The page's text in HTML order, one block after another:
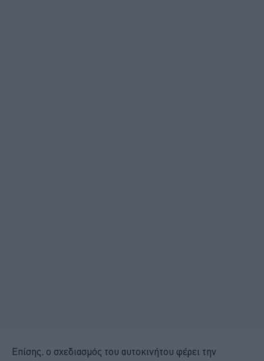
Επίσης, ο σχεδιασμός του αυτοκινήτου φέρει την